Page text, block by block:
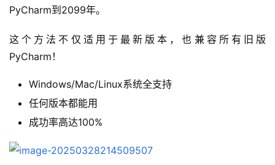
PyCharm到2099年。
这个方法不仅适用于最新版本，也兼容所有旧版
PyCharm！
Windows/Mac/Linux系统全支持
任何版本都能用
成功率高达100%